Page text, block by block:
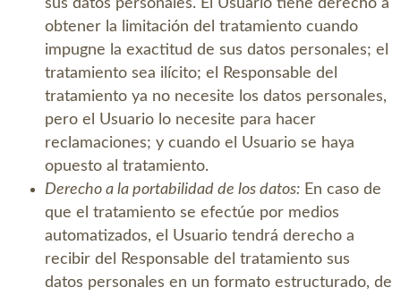
obtener la limitación del tratamiento cuando
impugne la exactitud de sus datos personales; el
tratamiento sea ilícito; el Responsable del
tratamiento ya no necesite los datos personales,
pero el Usuario lo necesite para hacer
reclamaciones; y cuando el Usuario se haya
opuesto al tratamiento.
Derecho a la portabilidad de los datos: En caso de
que el tratamiento se efectúe por medios
automatizados, el Usuario tendrá derecho a
recibir del Responsable del tratamiento sus
datos personales en un formato estructurado, de